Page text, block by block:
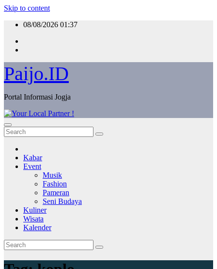
Skip to content
08/08/2026 01:37
Paijo.ID
Portal Informasi Jogja
Kabar
Event
Musik
Fashion
Pameran
Seni Budaya
Kuliner
Wisata
Kalender